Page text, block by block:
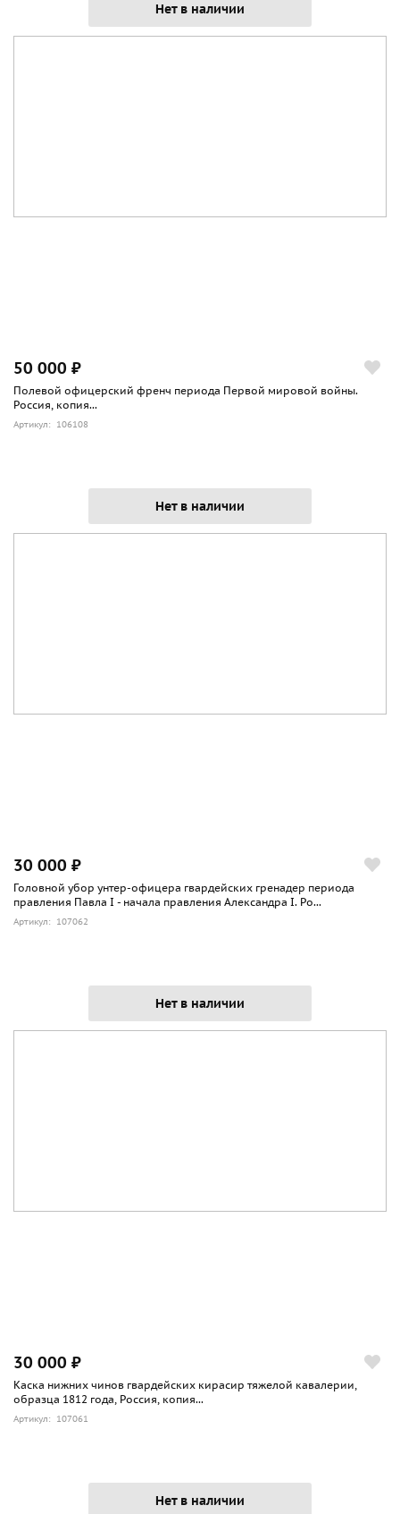
Нет в наличии
50 000 ₽
Полевой офицерский френч периода Первой мировой войны.
Россия, копия...
Артикул: 106108
Нет в наличии
30 000 ₽
Головной убор унтер-офицера гвардейских гренадер периода
правления Павла I - начала правления Александра I. Ро...
Артикул: 107062
Нет в наличии
30 000 ₽
Каска нижних чинов гвардейских кирасир тяжелой кавалерии,
образца 1812 года, Россия, копия...
Артикул: 107061
Нет в наличии